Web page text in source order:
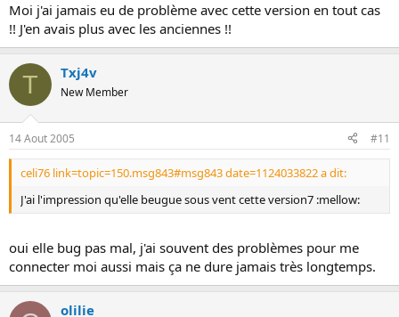
Moi j'ai jamais eu de problème avec cette version en tout cas
!! J'en avais plus avec les anciennes !!
T Txj4v
New Member
14 Aout 2005 #11
celi76 link=topic=150.msg843#msg843 date=1124033822 a dit:
J'ai l'impression qu'elle beugue sous vent cette version7 :mellow:
oui elle bug pas mal, j'ai souvent des problèmes pour me
connecter moi aussi mais ça ne dure jamais très longtemps.
olilie